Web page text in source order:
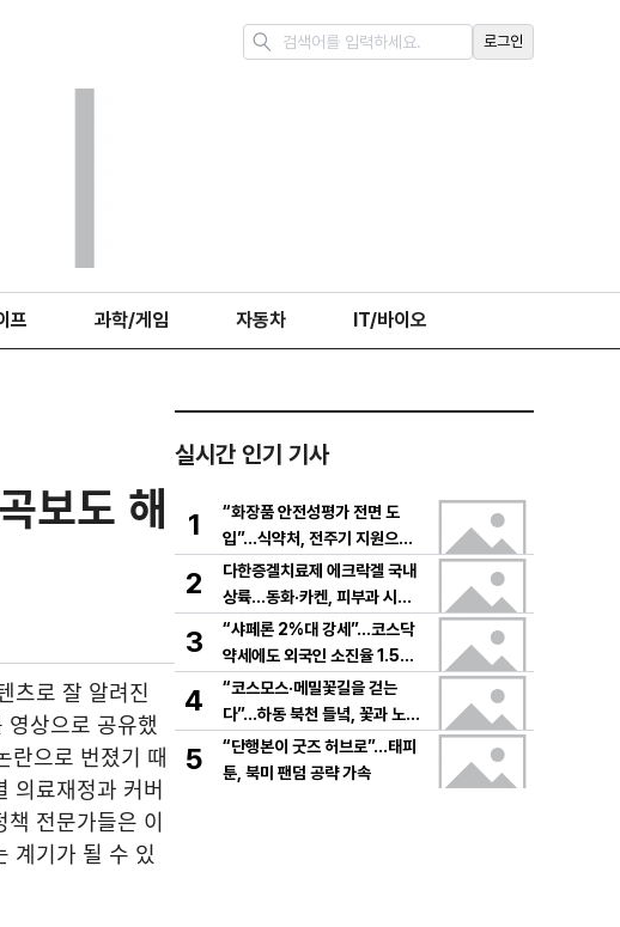
로그인
프 과학/게임 자동차 IT/바이오
보도 해
츠로 잘 알려진
상으로 공유했
란으로 번졌기 때
의료재정과 커버
전문가들은 이
계기가 될 수 있
실시간 인기 기사
1
“화장품 안전성평가 전면 도
입”…식약처, 전주기 지원으로
K뷰티 고도화
2
다한증겔치료제 에크락겔 국내
상륙…동화·카켄, 피부과 시장
공략
3
“샤페론 2%대 강세”…코스닥
약세에도 외국인 소진율 1.5
9% 기록
4
“코스모스·메밀꽃길을 걷는
다”…하동 북천 들녘, 꽃과 노래
로 물드는 가을의 하루
5
“단행본이 굿즈 허브로”…태피
툰, 북미 팬덤 공략 가속